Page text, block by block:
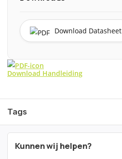
Download Datasheet
Download Handleiding
Tags
Kunnen wij helpen?